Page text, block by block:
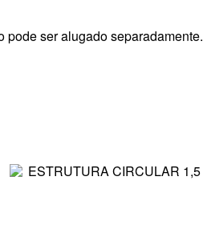
pode ser alugado separadamente.